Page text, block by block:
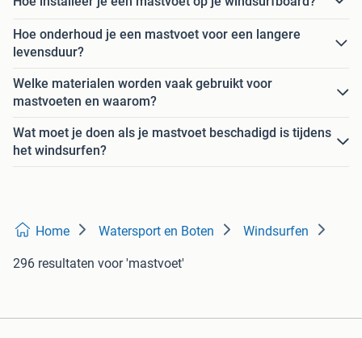
Hoe onderhoud je een mastvoet voor een langere
levensduur?
Welke materialen worden vaak gebruikt voor
mastvoeten en waarom?
Wat moet je doen als je mastvoet beschadigd is tijdens
het windsurfen?
Home Watersport en Boten Windsurfen
296 resultaten voor 'mastvoet'